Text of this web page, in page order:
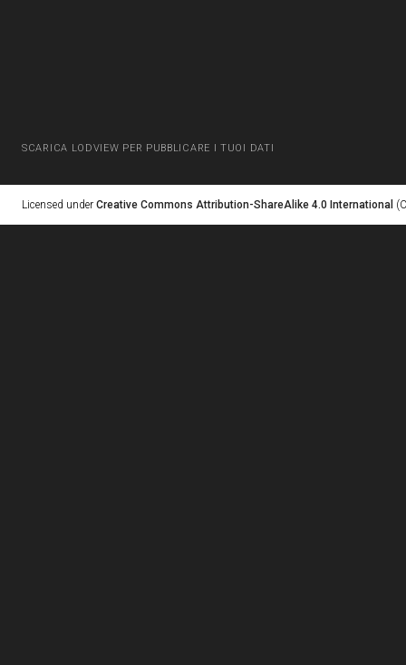
SCARICA LODVIEW PER PUBBLICARE I TUOI DATI
Licensed under Creative Commons Attribution-ShareAlike 4.0 International